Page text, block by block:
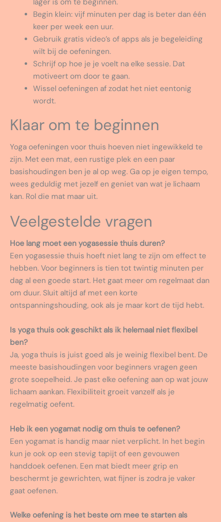
Begin klein: vijf minuten per dag is beter dan één
keer per week een uur.
Gebruik gratis video’s of apps als je begeleiding
wilt bij de oefeningen.
Schrijf op hoe je je voelt na elke sessie. Dat
motiveert om door te gaan.
Wissel oefeningen af zodat het niet eentonig
wordt.
Klaar om te beginnen
Yoga oefeningen voor thuis hoeven niet ingewikkeld te
zijn. Met een mat, een rustige plek en een paar
basishoudingen ben je al op weg. Ga op je eigen tempo,
wees geduldig met jezelf en geniet van wat je lichaam
kan. Rol die mat maar uit.
Veelgestelde vragen
Hoe lang moet een yogasessie thuis duren?
Een yogasessie thuis hoeft niet lang te zijn om effect te
hebben. Voor beginners is tien tot twintig minuten per
dag al een goede start. Het gaat meer om regelmaat dan
om duur. Sluit altijd af met een korte
ontspanningshouding, ook als je maar kort de tijd hebt.
Is yoga thuis ook geschikt als ik helemaal niet flexibel
ben?
Ja, yoga thuis is juist goed als je weinig flexibel bent. De
meeste basishoudingen voor beginners vragen geen
grote soepelheid. Je past elke oefening aan op wat jouw
lichaam aankan. Flexibiliteit groeit vanzelf als je
regelmatig oefent.
Heb ik een yogamat nodig om thuis te oefenen?
Een yogamat is handig maar niet verplicht. In het begin
kun je ook op een stevig tapijt of een gevouwen
handdoek oefenen. Een mat biedt meer grip en
beschermt je gewrichten, wat fijner is zodra je vaker
gaat oefenen.
Welke oefening is het beste om mee te starten als